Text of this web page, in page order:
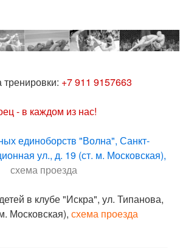
тренировки: +7 911 9157663
- в каждом из нас!
единоборств "Волна", Санкт-
ул., д. 19 (ст. м. Московская),
схема проезда
в клубе "Искра", ул. Типанова,
Московская), схема проезда